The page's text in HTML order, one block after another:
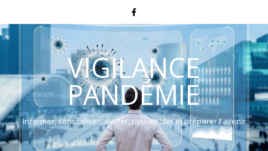
VIGILANCE
PANDÉMIE
Informer, sensibiliser, alerter, rassembler et préparer l'avenir